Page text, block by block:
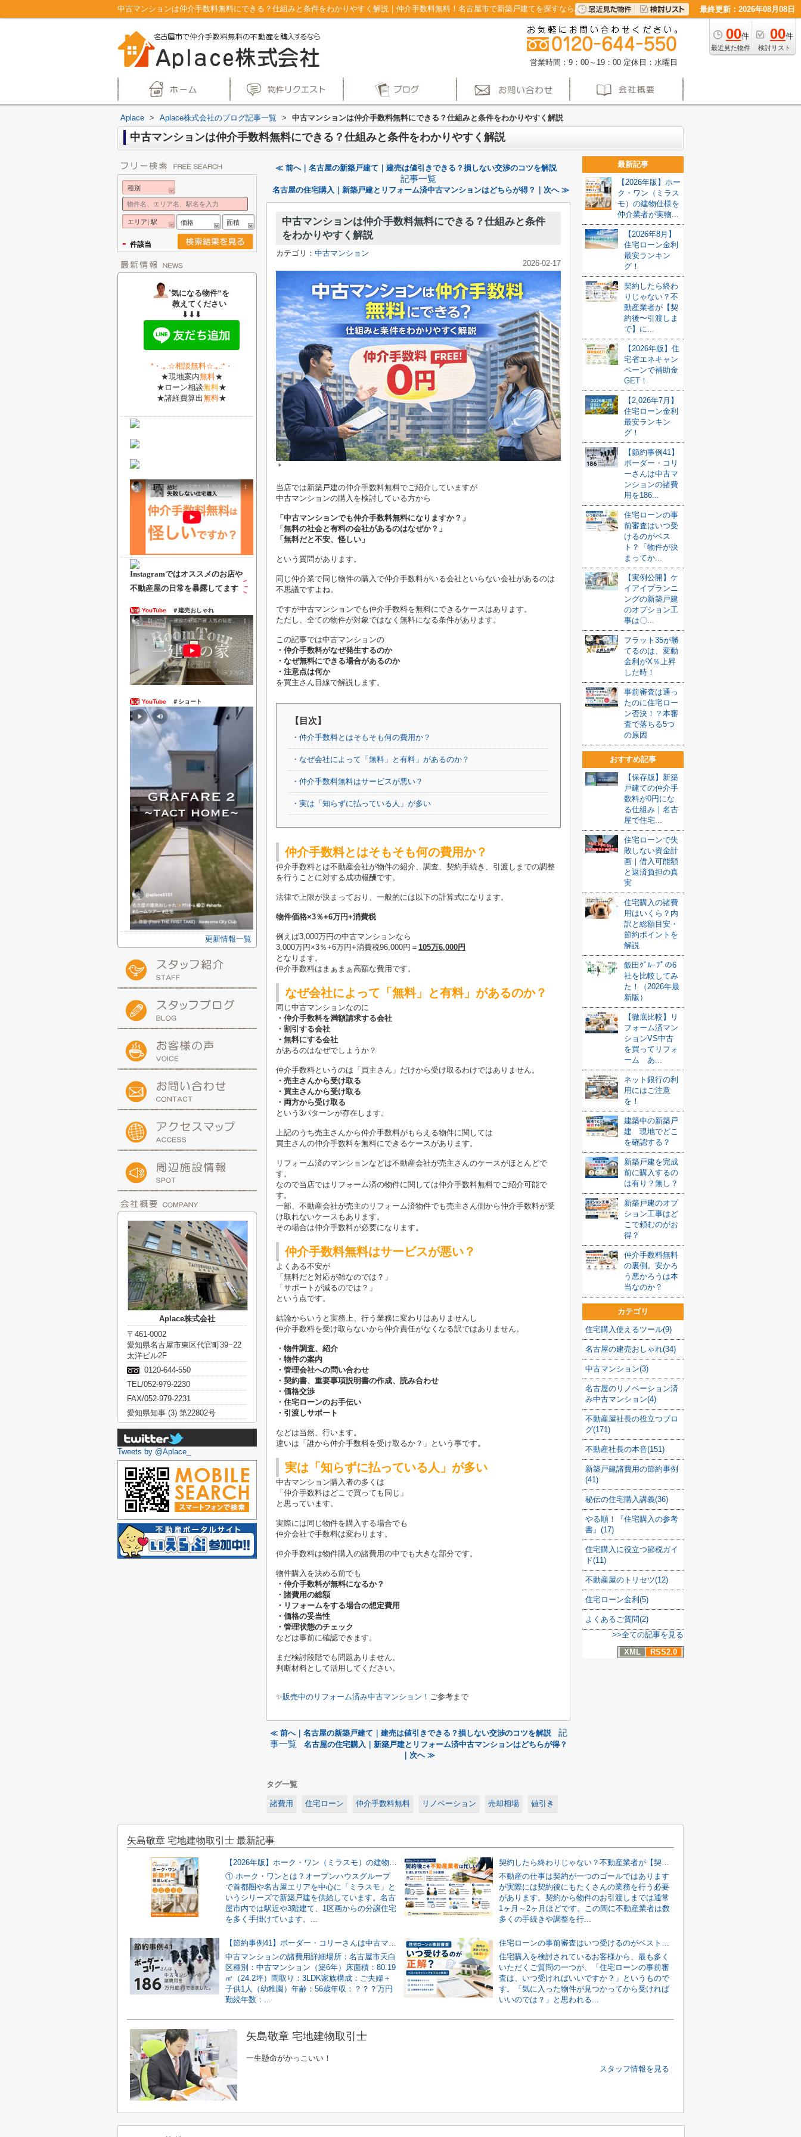
中古マンションは仲介手数料無料にできる？仕組みと条件をわかりやすく解説｜仲介手数料無料！名古屋市で新築戸建てを探すならAplace 最終更新：2026年08月08日
00件
最近見た物件
00件
検討リスト
営業時間：9：00～19：00 定休日：水曜日
Aplace > Aplace株式会社のブログ記事一覧 > 中古マンションは仲介手数料無料にできる？仕組みと条件をわかりやすく解説
中古マンションは仲介手数料無料にできる？仕組みと条件をわかりやすく解説
≪ 前へ｜名古屋の新築戸建て｜建売は値引きできる？損しない交渉のコツを解説
記事一覧
名古屋の住宅購入｜新築戸建とリフォーム済中古マンションはどちらが得？｜次へ ≫
中古マンションは仲介手数料無料にできる？仕組みと条件
をわかりやすく解説
カテゴリ： 中古マンション
2026-02-17
＊
当店では新築戸建の仲介手数料無料でご紹介していますが
中古マンションの購入を検討している方から
「中古マンションでも仲介手数料無料になりますか？」
「無料の社会と有料の会社があるのはなぜか？」
「無料だと不安、怪しい」
という質問があります。
同じ仲介業で同じ物件の購入で仲介手数料がいる会社といらない会社があるのは
不思議ですよね。
ですが中古マンションでも仲介手数料を無料にできるケースはあります。
ただし、全ての物件が対象ではなく無料になる条件があります。
この記事では中古マンションの
・仲介手数料がなぜ発生するのか
・なぜ無料にできる場合があるのか
・注意点は何か
を買主さん目線で解説します。
【目次】
・仲介手数料とはそもそも何の費用か？
・なぜ会社によって「無料」と有料」があるのか？
・仲介手数料無料はサービスが悪い？
・実は「知らずに払っている人」が多い
仲介手数料とはそもそも何の費用か？
仲介手数料とは不動産会社が物件の紹介、調査、契約手続き、引渡しまでの調整
を行うことに対する成功報酬です。
法律で上限が決まっており、一般的には以下の計算式になります。
物件価格×3％+6万円+消費税
例えば3,000万円の中古マンションなら
3,000万円×3％+6万円+消費税96,000円＝ 105万6,000円
となります。
仲介手数料はまぁまぁ高額な費用です。
なぜ会社によって「無料」と有料」があるのか？
同じ中古マンションなのに
・仲介手数料を満額請求する会社
・割引する会社
・無料にする会社
があるのはなぜでしょうか？
仲介手数料というのは「買主さん」だけから受け取るわけではありません。
・売主さんから受け取る
・買主さんから受け取る
・両方から受け取る
という3パターンが存在します。
上記のうち売主さんから仲介手数料がもらえる物件に関しては
買主さんの仲介手数料を無料にできるケースがあります。
リフォーム済のマンションなどは不動産会社が売主さんのケースがほとんどで
す。
なので当店ではリフォーム済の物件に関しては仲介手数料無料でご紹介可能で
す。
一部、不動産会社が売主のリフォーム済物件でも売主さん側から仲介手数料が受
け取れないケースもあります。
その場合は仲介手数料が必要になります。
仲介手数料無料はサービスが悪い？
よくある不安が
「無料だと対応が雑なのでは？」
「サポートが減るのでは？」
という点です。
結論からいうと実務上、行う業務に変わりはありませんし
仲介手数料を受け取らないから仲介責任がなくなる訳ではありません。
・物件調査、紹介
・物件の案内
・管理会社への問い合わせ
・契約書、重要事項説明書の作成、読み合わせ
・価格交渉
・住宅ローンのお手伝い
・引渡しサポート
などは当然、行います。
違いは「誰から仲介手数料を受け取るか？」という事です。
実は「知らずに払っている人」が多い
中古マンション購入者の多くは
「仲介手数料はどこで買っても同じ」
と思っています。
実際には同じ物件を購入する場合でも
仲介会社で手数料は変わります。
仲介手数料は物件購入の諸費用の中でも大きな部分です。
物件購入を決める前でも
・仲介手数料が無料になるか？
・諸費用の総額
・リフォームをする場合の想定費用
・価格の妥当性
・管理状態のチェック
などは事前に確認できます。
まだ検討段階でも問題ありません。
判断材料として活用してください。
✨️販売中のリフォーム済み中古マンション！ ご参考まで
≪ 前へ｜名古屋の新築戸建て｜建売は値引きできる？損しない交渉のコツを解説
記
事一覧
名古屋の住宅購入｜新築戸建とリフォーム済中古マンションはどちらが得？
｜次へ ≫
タグ一覧
諸費用 住宅ローン 仲介手数料無料 リノベーション 売却相場 値引き
最新記事
【2026年版】ホー
ク・ワン（ミラス
モ）の建物仕様を
仲介業者が実物...
【2026年8月】
住宅ローン金利
最安ランキン
グ！
契約したら終わ
りじゃない？不
動産業者が【契
約後〜引渡しま
で】に...
【2026年版】住
宅省エネキャン
ペーンで補助金
GET！
【2,026年7月】
住宅ローン金利
最安ランキン
グ！
【節約事例41】
ボーダー・コリ
ーさんは中古マ
ンションの諸費
用を186...
住宅ローンの事
前審査はいつ受
けるのがベス
ト？「物件が決
まってか...
【実例公開】ケ
イアイプランニ
ングの新築戸建
のオプション工
事は〇...
フラット35が勝
てるのは、変動
金利がX％上昇
した時！
事前審査は通っ
たのに住宅ロー
ン否決！？本審
査で落ちる5つ
の原因
おすすめ記事
【保存版】新築
戸建ての仲介手
数料が0円にな
る仕組み｜名古
屋で住宅...
住宅ローンで失
敗しない資金計
画｜借入可能額
と返済負担の真
実
住宅購入の諸費
用はいくら？内
訳と総額目安・
節約ポイントを
解説
飯田ｸﾞﾙｰﾌﾟの6
社を比較してみ
た！（2026年最
新版）
【徹底比較】リ
フォーム済マン
ションVS中古
を買ってリフォ
ーム あ...
ネット銀行の利
用にはご注意
を！
建築中の新築戸
建 現地でどこ
を確認する？
新築戸建を完成
前に購入するの
は有り？無し？
新築戸建のオプ
ション工事はど
こで頼むのがお
得？
仲介手数料無料
の裏側。安かろ
う悪かろうは本
当なのか？
カテゴリ
住宅購入使えるツール(9)
名古屋の建売おしゃれ(34)
中古マンション(3)
名古屋のリノベーション済
み中古マンション(4)
不動産屋社長の役立つブロ
グ(171)
不動産社長の本音(151)
新築戸建諸費用の節約事例
(41)
秘伝の住宅購入講義(36)
やる順！『住宅購入の参考
書』(17)
住宅購入に役立つ節税ガイ
ド(11)
不動産屋のトリセツ(12)
住宅ローン金利(5)
よくあるご質問(2)
>>全ての記事を見る
XML
RSS2.0
種別
エリア| 駅 価格 面積
- 件該当
”気になる物件”を
教えてください
⬇⬇⬇
*・ .｡.☆相談無料☆.｡.:*・
★現地案内無料★
★ローン相談無料★
★諸経費算出無料★
Instagramではオススメのお店や
不動産屋の日常を暴露してます
YouTube ＃建売おしゃれ
YouTube ＃ショート
更新情報一覧
Aplace株式会社
〒461-0002
愛知県名古屋市東区代官町39−22
太洋ビル2F
0120-644-550
TEL/052-979-2230
FAX/052-979-2231
愛知県知事 (3) 第22802号
Tweets by @Aplace_
矢島敬章 宅地建物取引士 最新記事
① ホーク・ワンとは？オープンハウスグループ
で首都圏や名古屋エリアを中心に「ミラスモ」と
いうシリーズで新築戸建を供給しています。名古
屋市内では駅近や3階建て、1区画からの分譲住宅
を多く手掛けています。...
不動産の仕事は契約が一つのゴールではあります
が実際には契約後にもたくさんの業務を行う必要
があります。契約から物件のお引渡しまでは通常
1ヶ月～2ヶ月ほどです。この間に不動産業者は数
多くの手続きや調整を行...
中古マンションの諸費用詳細場所：名古屋市天白
区種別：中古マンション（築6年）床面積：80.19
㎡（24.2坪）間取り：3LDK家族構成：ご夫婦＋
子供1人（幼稚園）年齢：56歳年収：？？？万円
勤続年数：...
住宅購入を検討されているお客様から、最も多く
いただくご質問の一つが、「住宅ローンの事前審
査は、いつ受ければいいですか？」というもので
す。「気に入った物件が見つかってから受ければ
いいのでは？」と思われる...
矢島敬章 宅地建物取引士
一生懸命がかっこいい！
スタッフ情報を見る